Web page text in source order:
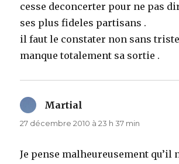
cesse deconcerter pour ne pas
ses plus fideles partisans .
il faut le constater non sans
manque totalement sa sortie .
Martial
27 décembre 2010 à 23 h 37 min
Je pense malheureusement qu’il